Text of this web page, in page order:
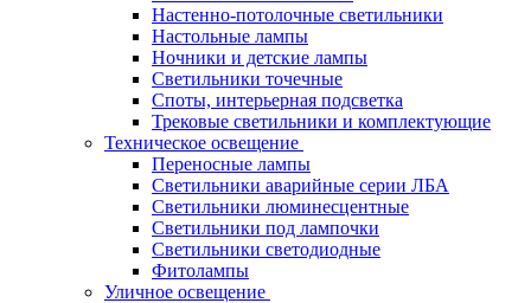
Настенно-потолочные светильники
Настольные лампы
Ночники и детские лампы
Светильники точечные
Споты, интерьерная подсветка
Трековые светильники и комплектующие
Техническое освещение
Переносные лампы
Светильники аварийные серии ЛБА
Светильники люминесцентные
Светильники под лампочки
Светильники светодиодные
Фитолампы
Уличное освещение